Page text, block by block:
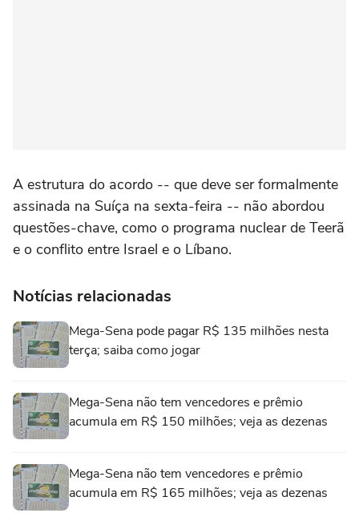
A estrutura do ⁠acordo -- que deve ser formalmente
assinada na Suíça na sexta-feira -- não abordou
questões-chave, como o programa ‌nuclear de Teerã
e o conflito entre Israel e o Líbano.
Notícias relacionadas
Mega-Sena pode pagar R$ 135 milhões nesta
terça; saiba como jogar
Mega-Sena não tem vencedores e prêmio
acumula em R$ 150 milhões; veja as dezenas
Mega-Sena não tem vencedores e prêmio
acumula em R$ 165 milhões; veja as dezenas